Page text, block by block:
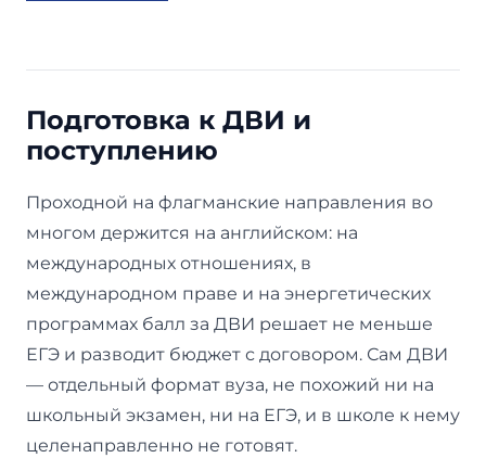
Подготовка к ДВИ и
поступлению
Проходной на флагманские направления во
многом держится на английском: на
международных отношениях, в
международном праве и на энергетических
программах балл за ДВИ решает не меньше
ЕГЭ и разводит бюджет с договором. Сам ДВИ
— отдельный формат вуза, не похожий ни на
школьный экзамен, ни на ЕГЭ, и в школе к нему
целенаправленно не готовят.